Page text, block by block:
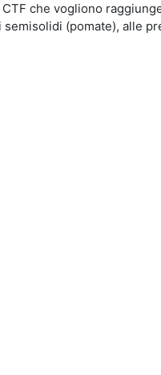
che vogliono
(pomate), alle